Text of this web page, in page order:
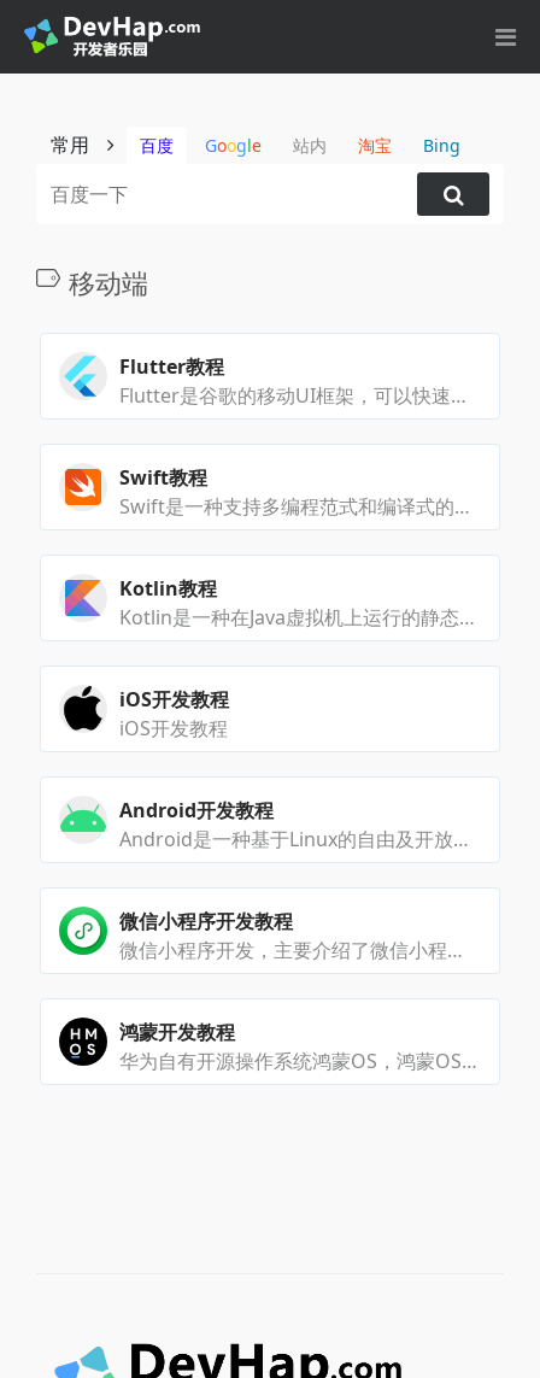
常用 百度 Google 站内 淘宝 Bing
移动端
Flutter教程
Flutter是谷歌的移动UI框架，可以快速在IOS和Android上构建高质量的原生用户界面
Swift教程
Swift是一种支持多编程范式和编译式的开源编程语言,苹果于2014年WWDC（苹果开发者大会）发布
Kotlin教程
Kotlin是一种在Java虚拟机上运行的静态类型编程语言，被称之为Android世界的Swift
iOS开发教程
iOS开发教程
Android开发教程
Android是一种基于Linux的自由及开放源代码的操作系统，主要使用于移动设备
微信小程序开发教程
微信小程序开发，主要介绍了微信小程序的开发教程
鸿蒙开发教程
华为自有开源操作系统鸿蒙OS，鸿蒙OS凭借多终端开发IDE